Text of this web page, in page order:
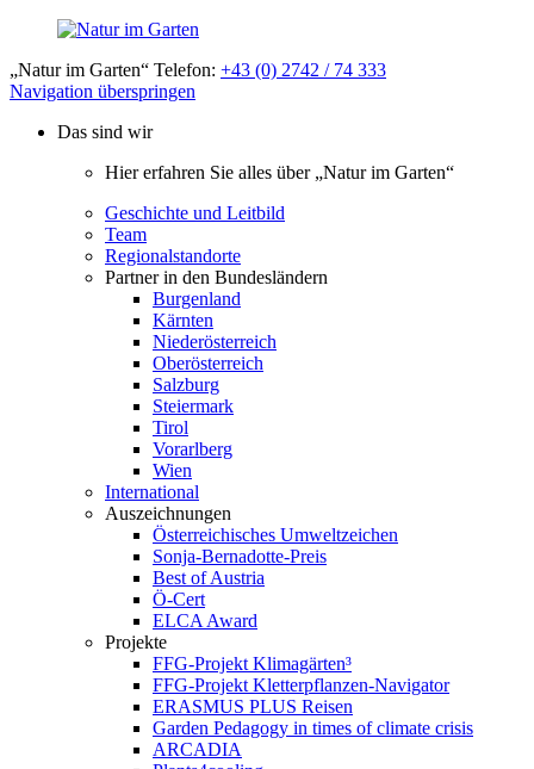
„Natur im Garten“ Telefon: +43 (0) 2742 / 74 333
Navigation überspringen
Das sind wir
Hier erfahren Sie alles über „Natur im Garten“
Geschichte und Leitbild
Team
Regionalstandorte
Partner in den Bundesländern
Burgenland
Kärnten
Niederösterreich
Oberösterreich
Salzburg
Steiermark
Tirol
Vorarlberg
Wien
International
Auszeichnungen
Österreichisches Umweltzeichen
Sonja-Bernadotte-Preis
Best of Austria
Ö-Cert
ELCA Award
Projekte
FFG-Projekt Klimagärten³
FFG-Projekt Kletterpflanzen-Navigator
ERASMUS PLUS Reisen
Garden Pedagogy in times of climate crisis
ARCADIA